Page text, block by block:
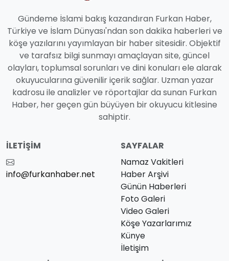
Gündeme İslami bakış kazandıran Furkan Haber,
Türkiye ve İslam Dünyası'ndan son dakika haberleri ve
köşe yazılarını yayımlayan bir haber sitesidir. Objektif
ve tarafsız bilgi sunmayı amaçlayan site, güncel
olayları, toplumsal sorunları ve dini konuları ele alarak
okuyucularına güvenilir içerik sağlar. Uzman yazar
kadrosu ile analizler ve röportajlar da sunan Furkan
Haber, her geçen gün büyüyen bir okuyucu kitlesine
sahiptir.
İLETIŞIM
info@furkanhaber.net
SAYFALAR
Namaz Vakitleri
Haber Arşivi
Günün Haberleri
Foto Galeri
Video Galeri
Köşe Yazarlarımız
Künye
İletişim